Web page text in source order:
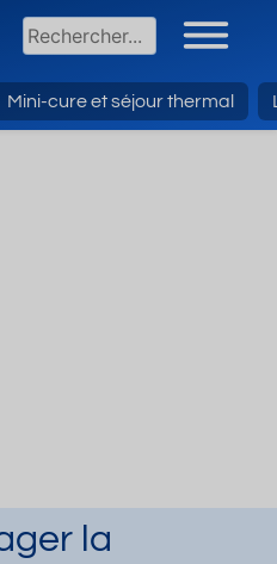
Mini-cure et séjour thermal
la